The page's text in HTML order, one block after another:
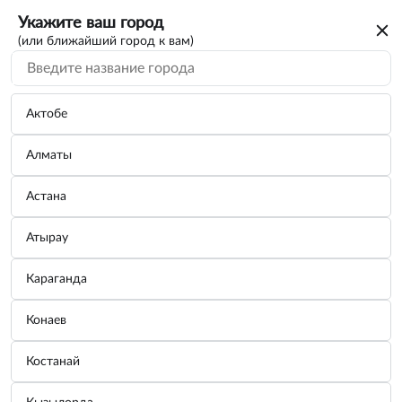
Укажите ваш город
(или ближайший город к вам)
Актобе
Алматы
Астана
Атырау
Караганда
Конаев
Костанай
Батарейка AG13/LR44 щелочная 10 шт.
AG13-10 AIRLINE
Бренд:AIRLINE